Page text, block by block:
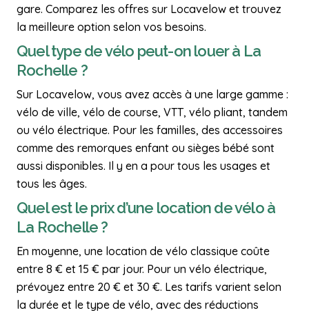
gare. Comparez les offres sur Locavelow et trouvez
la meilleure option selon vos besoins.
Quel type de vélo peut-on louer à La
Rochelle ?
Sur Locavelow, vous avez accès à une large gamme :
vélo de ville, vélo de course, VTT, vélo pliant, tandem
ou vélo électrique. Pour les familles, des accessoires
comme des remorques enfant ou sièges bébé sont
aussi disponibles. Il y en a pour tous les usages et
tous les âges.
Quel est le prix d’une location de vélo à
La Rochelle ?
En moyenne, une location de vélo classique coûte
entre 8 € et 15 € par jour. Pour un vélo électrique,
prévoyez entre 20 € et 30 €. Les tarifs varient selon
la durée et le type de vélo, avec des réductions